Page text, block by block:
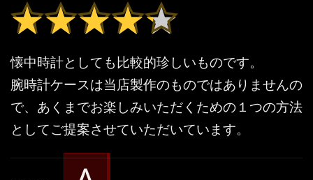
★★★★★
★★★★★
懐中時計としても比較的珍しいものです。
腕時計ケースは当店製作のものではありませんの
で、あくまでお楽しみいただくための１つの方法
としてご提案させていただいています。